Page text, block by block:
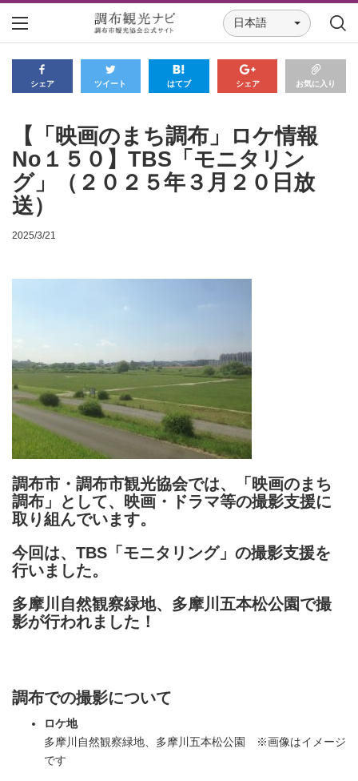
日本語
シェア ツイート はてブ シェア お気に入り
【「映画のまち調布」ロケ情報
No１５０】TBS「モニタリン
グ」（２０２５年３月２０日放
送）
2025/3/21
調布市・調布市観光協会では、「映画のまち
調布」として、映画・ドラマ等の撮影支援に
取り組んでいます。
今回は、TBS「モニタリング」の撮影支援を
行いました。
多摩川自然観察緑地、多摩川五本松公園で撮
影が行われました！
調布での撮影について
ロケ地
多摩川自然観察緑地、多摩川五本松公園 ※画像はイメージ
です